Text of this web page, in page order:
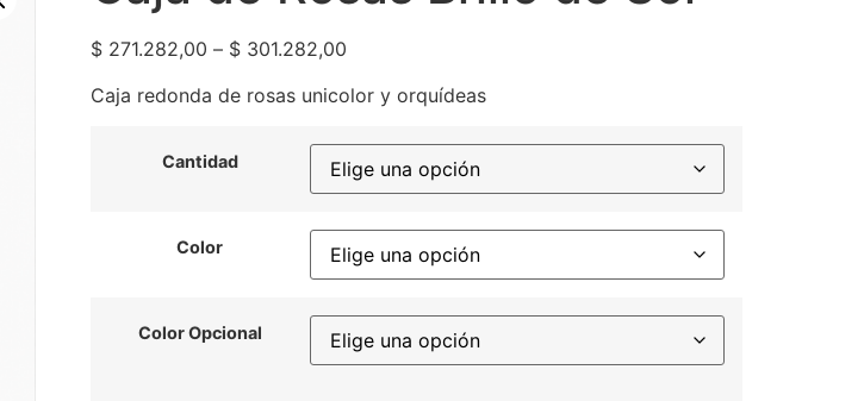
$271.282,00 – $301.282,00
Caja redonda de rosas unicolor y orquídeas
Cantidad
Color
Color Opcional